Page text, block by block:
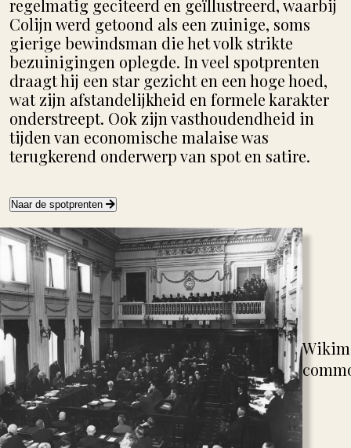
regelmatig geciteerd en geïllustreerd, waarbij
Colijn werd getoond als een zuinige, soms
gierige bewindsman die het volk strikte
bezuinigingen oplegde. In veel spotprenten
draagt hij een star gezicht en een hoge hoed,
wat zijn afstandelijkheid en formele karakter
onderstreept. Ook zijn vasthoudendheid in
tijden van economische malaise was
terugkerend onderwerp van spot en satire.
Naar de spotprenten